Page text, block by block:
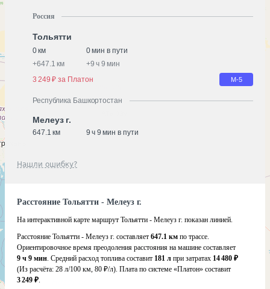
Россия
Тольятти
0 км
0 мин в пути
+647.1 км +9 ч 9 мин
3 249 ₽ за Платон
М-5
Республика Башкортостан
Мелеуз г.
647.1 км 9 ч 9 мин в пути
Нашли ошибку?
Расстояние Тольятти - Мелеуз г.
На интерактивной карте маршрут Тольятти - Мелеуз г. показан линией.
Расстояние Тольятти - Мелеуз г. составляет 647.1 км по трассе.
Ориентировочное время преодоления расстояния на машине составляет
9 ч 9 мин. Средний расход топлива составит 181 л при затратах 14 480 ₽
(Из расчёта: 28 л/100 км, 80 ₽/л). Плата по системе «Платон» составит
3 249 ₽.